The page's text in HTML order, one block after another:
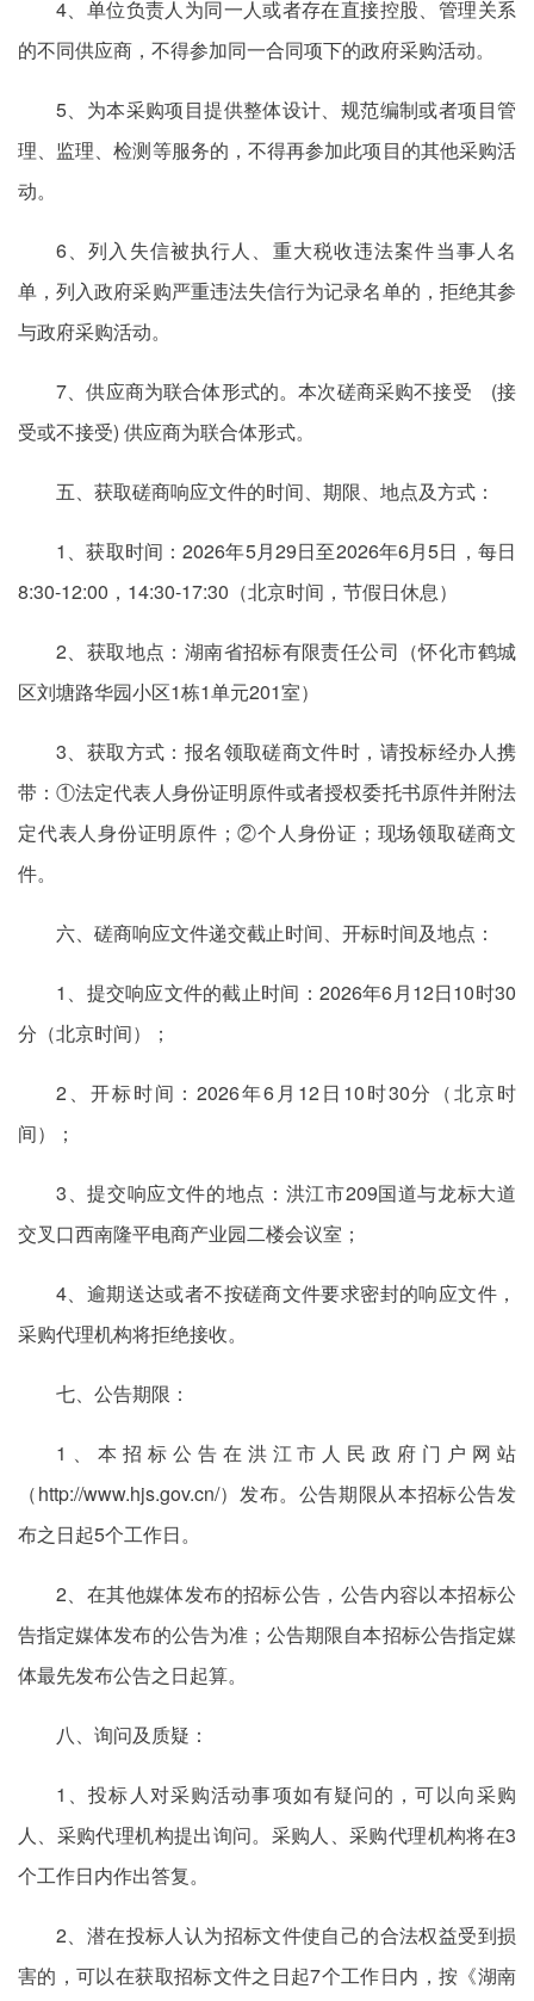
4、单位负责人为同一人或者存在直接控股、管理关系
的不同供应商，不得参加同一合同项下的政府采购活动。
5、为本采购项目提供整体设计、规范编制或者项目管
理、监理、检测等服务的，不得再参加此项目的其他采购活
动。
6、列入失信被执行人、重大税收违法案件当事人名
单，列入政府采购严重违法失信行为记录名单的，拒绝其参
与政府采购活动。
7、供应商为联合体形式的。本次磋商采购不接受 (接
受或不接受) 供应商为联合体形式。
五、获取磋商响应文件的时间、期限、地点及方式：
1、获取时间：2026年5月29日至2026年6月5日，每日
8:30-12:00，14:30-17:30（北京时间，节假日休息）
2、获取地点：湖南省招标有限责任公司（怀化市鹤城
区刘塘路华园小区1栋1单元201室）
3、获取方式：报名领取磋商文件时，请投标经办人携
带：①法定代表人身份证明原件或者授权委托书原件并附法
定代表人身份证明原件；②个人身份证；现场领取磋商文
件。
六、磋商响应文件递交截止时间、开标时间及地点：
1、提交响应文件的截止时间：2026年6月12日10时30
分（北京时间）；
2、开标时间：2026年6月12日10时30分（北京时
间）；
3、提交响应文件的地点：洪江市209国道与龙标大道
交叉口西南隆平电商产业园二楼会议室；
4、逾期送达或者不按磋商文件要求密封的响应文件，
采购代理机构将拒绝接收。
七、公告期限：
1、本招标公告在洪江市人民政府门户网站
（http://www.hjs.gov.cn/）发布。公告期限从本招标公告发
布之日起5个工作日。
2、在其他媒体发布的招标公告，公告内容以本招标公
告指定媒体发布的公告为准；公告期限自本招标公告指定媒
体最先发布公告之日起算。
八、询问及质疑：
1、投标人对采购活动事项如有疑问的，可以向采购
人、采购代理机构提出询问。采购人、采购代理机构将在3
个工作日内作出答复。
2、潜在投标人认为招标文件使自己的合法权益受到损
害的，可以在获取招标文件之日起7个工作日内，按《湖南